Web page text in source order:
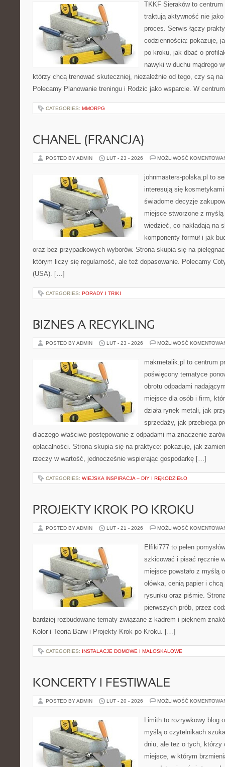
TKKF Sieraków to
traktują aktywność nie
proces. Serwis łączy
codziennością: pokazuje,
po kroku, jak dbać o
nawyki w duchu mądrego
którzy chcą trenować skuteczniej, niezależnie od tego, czy są
Polecamy Planowanie treningu i Rodzic jako wsparcie. W
CATEGORIES: MMORPG
CHANEL (FRANCJA)
POSTED BY ADMIN LUT - 23 - 2026 MOŻLIWOŚĆ
johnmasters-polska.pl to
interesują się
świadome decyzje
miejsce stworzone z
wiedzieć, co nakładają na
komponenty formuł i jak
oraz bez przypadkowych wyborów. Strona skupia się na
którym liczy się regularność, ale też dopasowanie. Polecamy
(USA). […]
CATEGORIES: PORADY I TRIKI
BIZNES A RECYKLING
POSTED BY ADMIN LUT - 23 - 2026 MOŻLIWOŚĆ
makmetalik.pl to centrum
poświęcony tematyce
obrotu odpadami
miejsce dla osób i firm,
działa rynek metali, jak
sprzedaży, jak przebiega
dlaczego właściwe postępowanie z odpadami ma znaczenie
opłacalności. Strona skupia się na praktyce: pokazuje, jak
rzeczy w wartość, jednocześnie wspierając gospodarkę […]
CATEGORIES: WIEJSKA INSPIRACJA – DIY I RĘKODZIEŁO
PROJEKTY KROK PO KROKU
POSTED BY ADMIN LUT - 21 - 2026 MOŻLIWOŚĆ
Elfiki777 to pełen
szkicować i pisać ręcznie
miejsce powstało z myślą
ołówka, cenią papier i
rysunku oraz piśmie.
pierwszych prób, przez
bardziej rozbudowane tematy związane z kadrem i pięknem
Kolor i Teoria Barw i Projekty Krok po Kroku. […]
CATEGORIES: INSTALACJE DOMOWE I MAŁOSKALOWE
KONCERTY I FESTIWALE
POSTED BY ADMIN LUT - 20 - 2026 MOŻLIWOŚĆ
Limith to rozrywkowy blog
myślą o czytelnikach
dniu, ale też o tych, którzy
miejsce, w którym